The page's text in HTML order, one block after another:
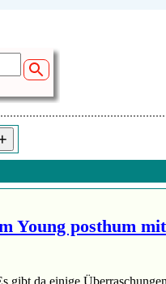
Young posthum mit
gibt da einige